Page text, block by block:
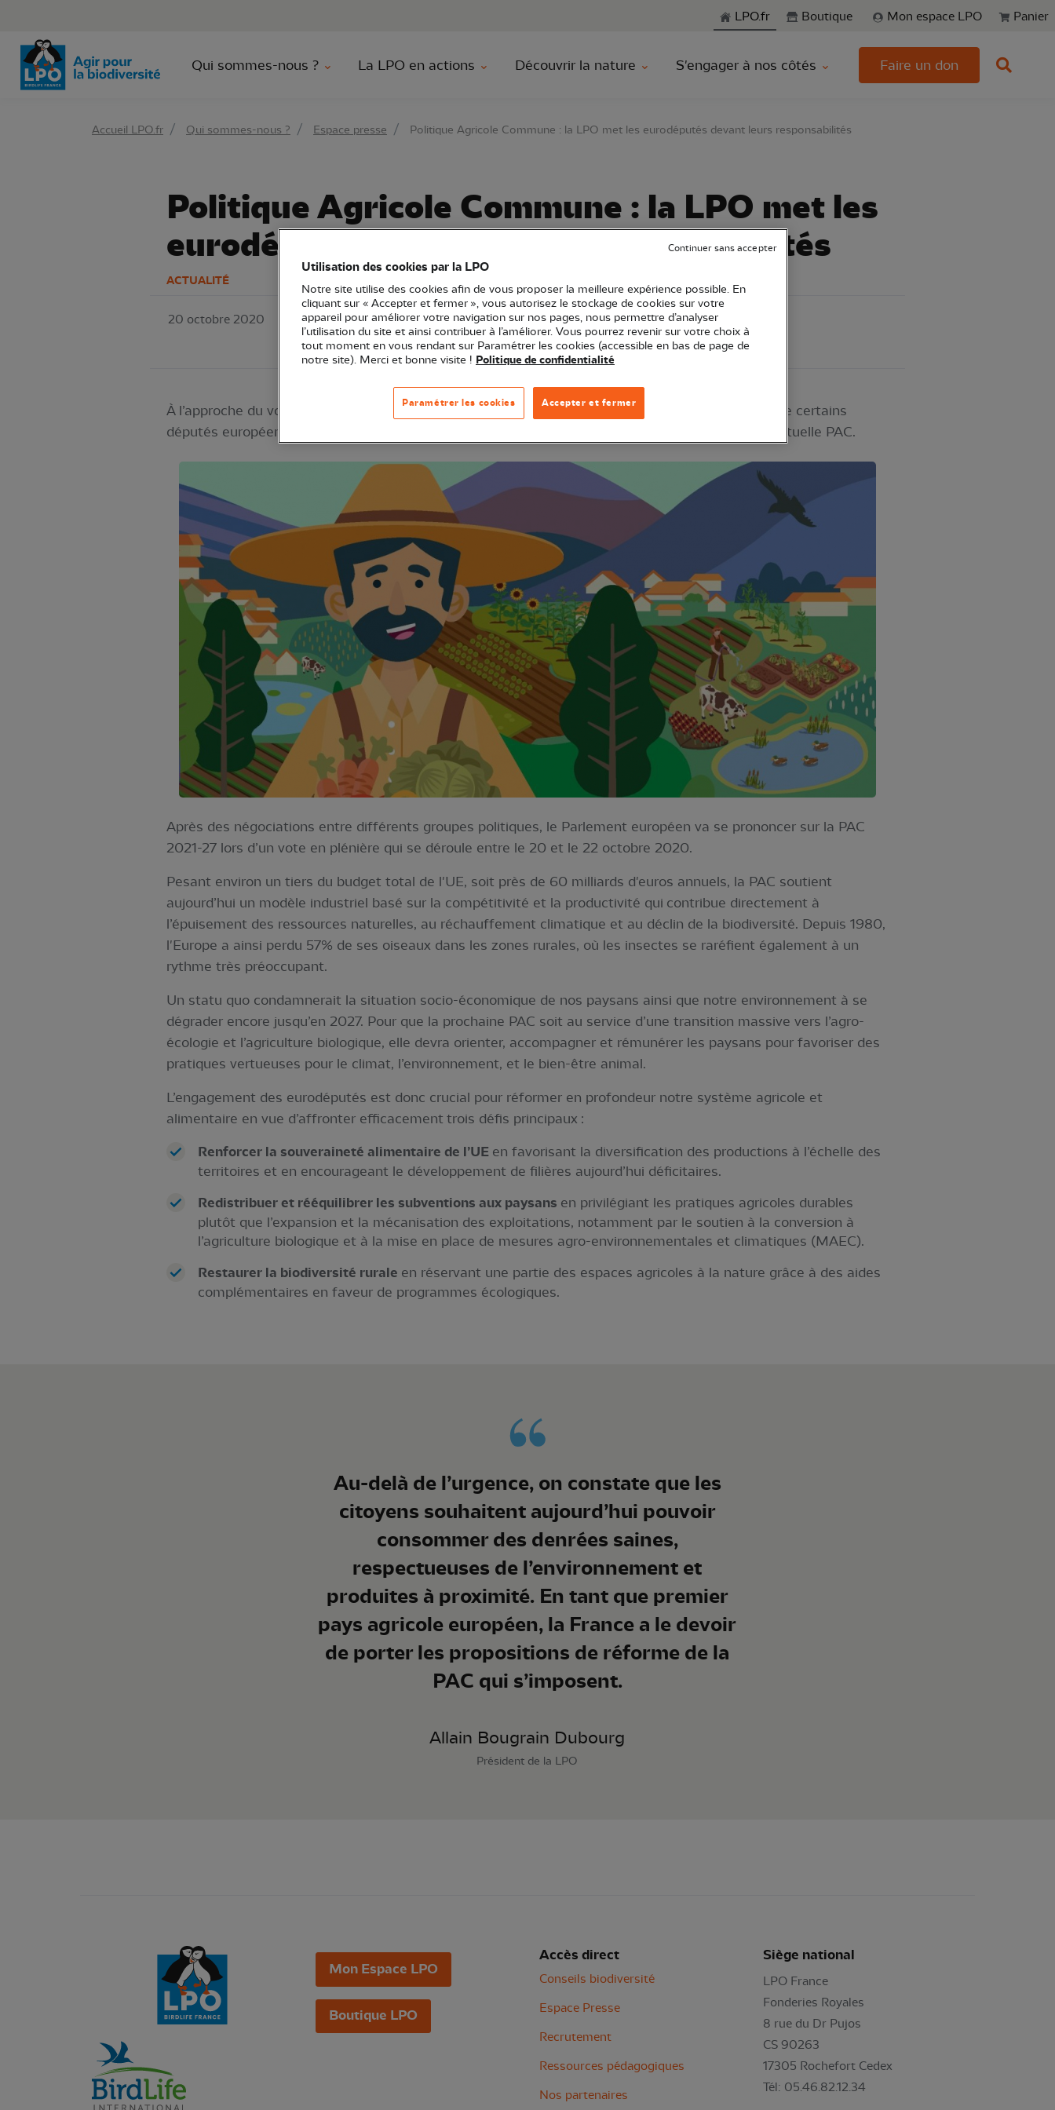
Aller à la rechercheLPO.fr Boutique Mon espace LPO Panier
Qui sommes-nous ? La LPO en actions Découvrir la nature S'engager à nos côtés Faire un don
Accueil LPO.fr Qui sommes-nous ? Espace presse Politique Agricole Commune : la LPO met les eurodéputés devant leurs responsabilités
Politique Agricole Commune : la LPO met les
eurodéputés devant leurs responsabilités
ACTUALITÉ
20 octobre 2020 LPO France
Communiqué de presse
Développement durable
Agriculture
À l’approche du vote de la Politique Agricole Commune, la LPO s’inquiète du manque d'ambition de certains
députés européens pour choisir enfin une agriculture plus juste, responsable et cohérente que l’actuelle PAC.
Après des négociations entre différents groupes politiques, le Parlement européen va se prononcer sur la PAC
2021-27 lors d’un vote en plénière qui se déroule entre le 20 et le 22 octobre 2020.
Pesant environ un tiers du budget total de l'UE, soit près de 60 milliards d'euros annuels, la PAC soutient
aujourd’hui un modèle industriel basé sur la compétitivité et la productivité qui contribue directement à
l’épuisement des ressources naturelles, au réchauffement climatique et au déclin de la biodiversité. Depuis 1980,
l'Europe a ainsi perdu 57% de ses oiseaux dans les zones rurales, où les insectes se raréfient également à un
rythme très préoccupant.
Un statu quo condamnerait la situation socio-économique de nos paysans ainsi que notre environnement à se
dégrader encore jusqu’en 2027. Pour que la prochaine PAC soit au service d’une transition massive vers l’agro-
écologie et l’agriculture biologique, elle devra orienter, accompagner et rémunérer les paysans pour favoriser des
pratiques vertueuses pour le climat, l’environnement, et le bien-être animal.
L’engagement des eurodéputés est donc crucial pour réformer en profondeur notre système agricole et
alimentaire en vue d’affronter efficacement trois défis principaux :
Renforcer la souveraineté alimentaire de l’UE en favorisant la diversification des productions à l’échelle des
territoires et en encourageant le développement de filières aujourd’hui déficitaires.
Redistribuer et rééquilibrer les subventions aux paysans en privilégiant les pratiques agricoles durables
plutôt que l’expansion et la mécanisation des exploitations, notamment par le soutien à la conversion à
l’agriculture biologique et à la mise en place de mesures agro-environnementales et climatiques (MAEC).
Restaurer la biodiversité rurale en réservant une partie des espaces agricoles à la nature grâce à des aides
complémentaires en faveur de programmes écologiques.
Au-delà de l’urgence, on constate que les
citoyens souhaitent aujourd’hui pouvoir
consommer des denrées saines,
respectueuses de l’environnement et
produites à proximité. En tant que premier
pays agricole européen, la France a le devoir
de porter les propositions de réforme de la
PAC qui s’imposent.
Allain Bougrain Dubourg
Président de la LPO
Mon Espace LPO
Boutique LPO
Accès direct
Conseils biodiversité
Espace Presse
Recrutement
Ressources pédagogiques
Nos partenaires
Siège national
LPO France
Fonderies Royales
8 rue du Dr Pujos
CS 90263
17305 Rochefort Cedex
Tél: 05.46.82.12.34
Utilisation des cookies par la LPO
Notre site utilise des cookies afin de vous proposer la meilleure expérience possible. En
cliquant sur « Accepter et fermer », vous autorisez le stockage de cookies sur votre
appareil pour améliorer votre navigation sur nos pages, nous permettre d’analyser
l’utilisation du site et ainsi contribuer à l’améliorer. Vous pourrez revenir sur votre choix à
tout moment en vous rendant sur Paramétrer les cookies (accessible en bas de page de
notre site). Merci et bonne visite ! Politique de confidentialité
Accepter et fermer
Paramétrer les cookies
Continuer sans accepter